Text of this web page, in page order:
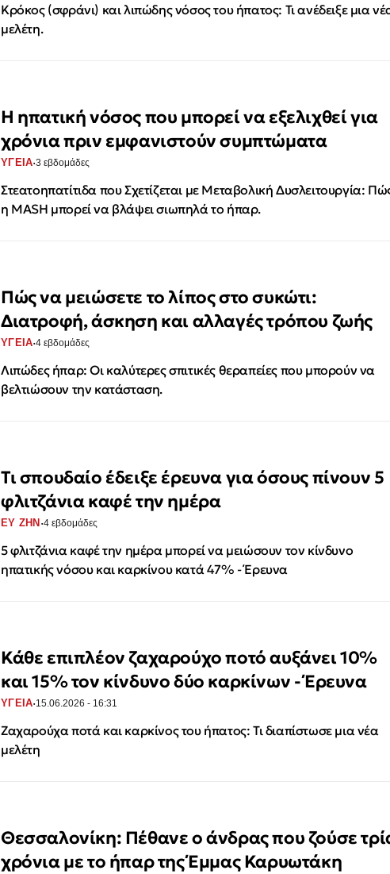
Κρόκος (σφράνι) και λιπώδης νόσος του ήπατος: Τι ανέδειξε μια
μελέτη.
Η ηπατική νόσος που μπορεί να εξελιχθεί για
χρόνια πριν εμφανιστούν συμπτώματα
ΥΓΕΙΑ·3 εβδομάδες
Στεατοηπατίτιδα που Σχετίζεται με Μεταβολική Δυσλειτουργία:
η MASH μπορεί να βλάψει σιωπηλά το ήπαρ.
Πώς να μειώσετε το λίπος στο συκώτι:
Διατροφή, άσκηση και αλλαγές τρόπου ζωής
ΥΓΕΙΑ·4 εβδομάδες
Λιπώδες ήπαρ: Οι καλύτερες σπιτικές θεραπείες που μπορούν να
βελτιώσουν την κατάσταση.
Τι σπουδαίο έδειξε έρευνα για όσους πίνουν 5
φλιτζάνια καφέ την ημέρα
ΕΥ ΖΗΝ ·4 εβδομάδες
5 φλιτζάνια καφέ την ημέρα μπορεί να μειώσουν τον κίνδυνο
ηπατικής νόσου και καρκίνου κατά 47% - Έρευνα
Κάθε επιπλέον ζαχαρούχο ποτό αυξάνει 10%
και 15% τον κίνδυνο δύο καρκίνων - Έρευνα
ΥΓΕΙΑ·15.06.2026 - 16:31
Ζαχαρούχα ποτά και καρκίνος του ήπατος: Τι διαπίστωσε μια νέα
μελέτη
Θεσσαλονίκη: Πέθανε ο άνδρας που ζούσε
χρόνια με το ήπαρ της Έμμας Καρυωτάκη